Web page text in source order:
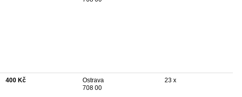
400 Kč
Ostrava
708 00
23 x